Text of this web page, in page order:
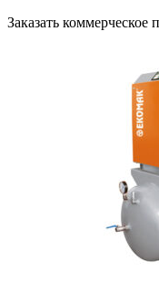
Заказать коммерческое